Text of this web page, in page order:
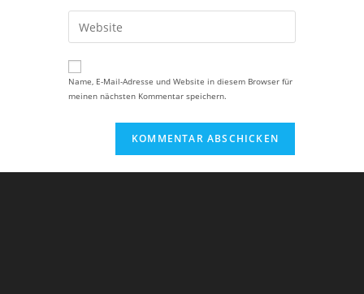
zum
Kommentieren
ein
E-
Mail-
zum
Kommentieren
Gib
deine
Website-
URL
ein
(optional)
Name, E-Mail-Adresse und Website in diesem Browser für
meinen nächsten Kommentar speichern.